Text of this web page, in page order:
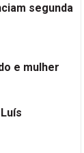
segunda
e mulher